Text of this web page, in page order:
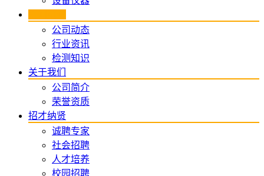
公司动态
行业资讯
检测知识
关于我们
公司简介
荣誉资质
招才纳贤
诚聘专家
社会招聘
人才培养
校园招聘